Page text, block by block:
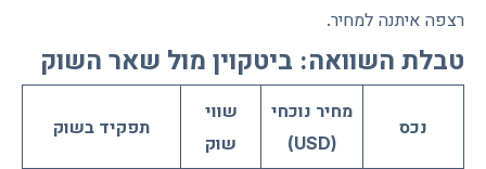
רצפה איתנה למחיר.
טבלת השוואה: ביטקוין מול שאר השוק
נכס
מחיר נוכחי
(USD)
שווי
שוק
תפקיד בשוק